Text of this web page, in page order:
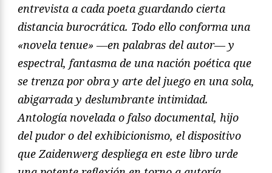
entrevista a cada poeta guardando cierta
distancia burocrática. Todo ello conforma una
«novela tenue» —en palabras del autor— y
espectral, fantasma de una nación poética que
se trenza por obra y arte del juego en una sola,
abigarrada y deslumbrante intimidad.
Antología novelada o falso documental, hijo
del pudor o del exhibicionismo, el dispositivo
que Zaidenwerg despliega en este libro urde